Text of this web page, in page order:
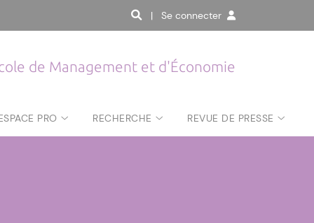
| Se connecter
de Management et d'Économie
PRO RECHERCHE REVUE DE PRESSE